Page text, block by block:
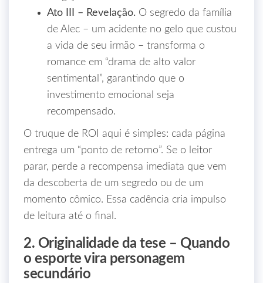
Ato III – Revelação. O segredo da família
de Alec – um acidente no gelo que custou
a vida de seu irmão – transforma o
romance em “drama de alto valor
sentimental”, garantindo que o
investimento emocional seja
recompensado.
O truque de ROI aqui é simples: cada página
entrega um “ponto de retorno”. Se o leitor
parar, perde a recompensa imediata que vem
da descoberta de um segredo ou de um
momento cômico. Essa cadência cria impulso
de leitura até o final.
2. Originalidade da tese – Quando
o esporte vira personagem
secundário